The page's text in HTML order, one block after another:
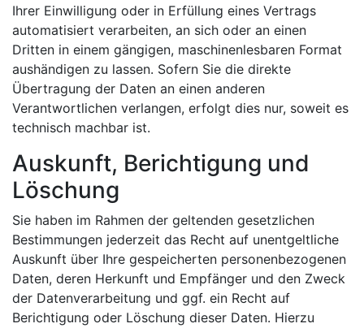
Ihrer Einwilligung oder in Erfüllung eines Vertrags
automatisiert verarbeiten, an sich oder an einen
Dritten in einem gängigen, maschinenlesbaren Format
aushändigen zu lassen. Sofern Sie die direkte
Übertragung der Daten an einen anderen
Verantwortlichen verlangen, erfolgt dies nur, soweit es
technisch machbar ist.
Auskunft, Berichtigung und
Löschung
Sie haben im Rahmen der geltenden gesetzlichen
Bestimmungen jederzeit das Recht auf unentgeltliche
Auskunft über Ihre gespeicherten personenbezogenen
Daten, deren Herkunft und Empfänger und den Zweck
der Datenverarbeitung und ggf. ein Recht auf
Berichtigung oder Löschung dieser Daten. Hierzu